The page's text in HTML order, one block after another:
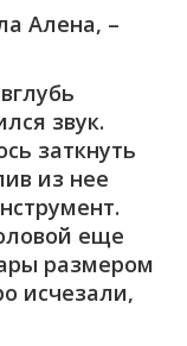
Алена, –
звук.
заткнуть
из нее
еще
размером
исчезали,